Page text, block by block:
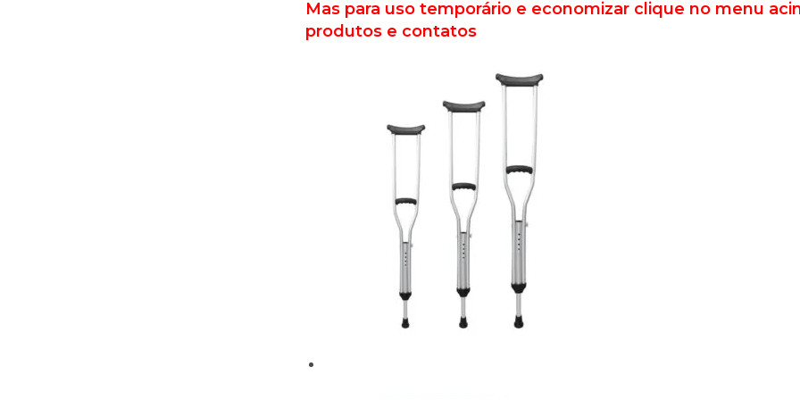
Mas para uso temporário e economizar clique no menu
produtos e contatos